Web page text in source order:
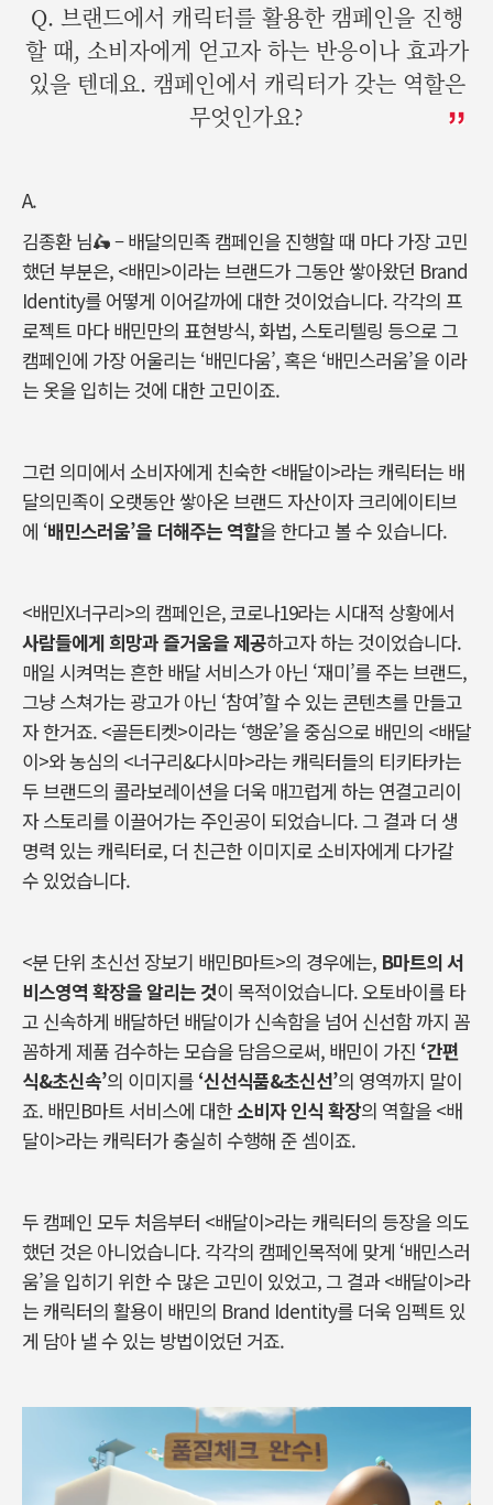
Q. 브랜드에서 캐릭터를 활용한 캠페인을 진행
할 때, 소비자에게 얻고자 하는 반응이나 효과가
있을 텐데요. 캠페인에서 캐릭터가 갖는 역할은
무엇인가요?
A.
김종환 님🛵 – 배달의민족 캠페인을 진행할 때 마다 가장 고민
했던 부분은, <배민>이라는 브랜드가 그동안 쌓아왔던 Brand
Identity를 어떻게 이어갈까에 대한 것이었습니다. 각각의 프
로젝트 마다 배민만의 표현방식, 화법, 스토리텔링 등으로 그
캠페인에 가장 어울리는 ‘배민다움’, 혹은 ‘배민스러움’을 이라
는 옷을 입히는 것에 대한 고민이죠.
그런 의미에서 소비자에게 친숙한 <배달이>라는 캐릭터는 배
달의민족이 오랫동안 쌓아온 브랜드 자산이자 크리에이티브
에 ‘배민스러움’을 더해주는 역할을 한다고 볼 수 있습니다.
<배민X너구리>의 캠페인은, 코로나19라는 시대적 상황에서
사람들에게 희망과 즐거움을 제공하고자 하는 것이었습니다.
매일 시켜먹는 흔한 배달 서비스가 아닌 ‘재미’를 주는 브랜드,
그냥 스쳐가는 광고가 아닌 ‘참여’할 수 있는 콘텐츠를 만들고
자 한거죠. <골든티켓>이라는 ‘행운’을 중심으로 배민의 <배달
이>와 농심의 <너구리&다시마>라는 캐릭터들의 티키타카는
두 브랜드의 콜라보레이션을 더욱 매끄럽게 하는 연결고리이
자 스토리를 이끌어가는 주인공이 되었습니다. 그 결과 더 생
명력 있는 캐릭터로, 더 친근한 이미지로 소비자에게 다가갈
수 있었습니다.
<분 단위 초신선 장보기 배민B마트>의 경우에는, B마트의 서
비스영역 확장을 알리는 것이 목적이었습니다.오토바이를 타
고 신속하게 배달하던 배달이가 신속함을 넘어 신선함 까지 꼼
꼼하게 제품 검수하는 모습을 담음으로써, 배민이 가진 ‘간편
식&초신속’의 이미지를 ‘신선식품&초신선’의 영역까지 말이
죠. 배민B마트 서비스에 대한소비자 인식 확장의 역할을 <배
달이>라는 캐릭터가 충실히 수행해 준 셈이죠.
두 캠페인 모두 처음부터 <배달이>라는 캐릭터의 등장을 의도
했던 것은 아니었습니다. 각각의 캠페인목적에 맞게 ‘배민스러
움’을 입히기 위한 수 많은 고민이 있었고, 그 결과 <배달이>라
는 캐릭터의 활용이 배민의 Brand Identity를 더욱 임펙트 있
게 담아 낼 수 있는 방법이었던 거죠.